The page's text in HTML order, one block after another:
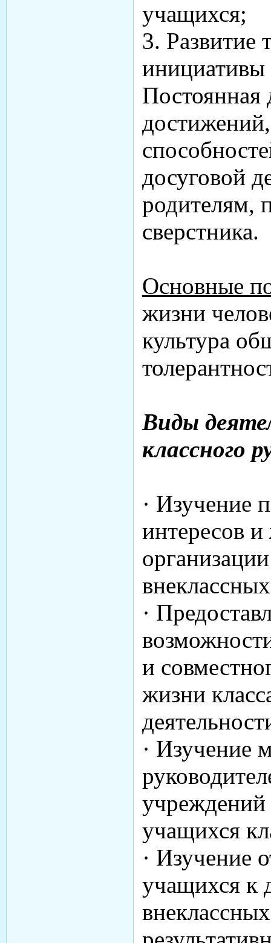
учащихся;
3. Развитие
Постоянная
достижений,
досуговой
родителям,
сверстника.
Основные
жизни
культура
Виды
классного
· Изучение
интересов
·
и
жизни
· Изучение
учреждений
учащихся
· Изучение
учащихся к